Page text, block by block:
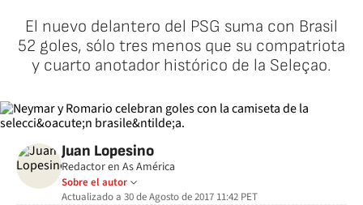
El nuevo delantero del PSG suma con Brasil
52 goles, sólo tres menos que su compatriota
y cuarto anotador histórico de la Seleçao.
Juan Lopesino
Redactor en As América
Sobre el autor
Actualizado a 30 de Agosto de 2017 11:42 PET